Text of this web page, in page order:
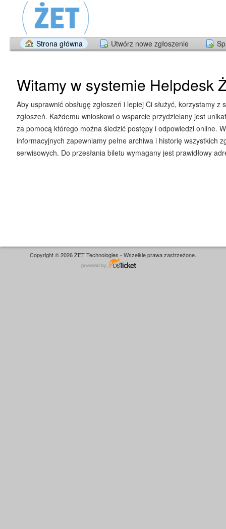
Strona główna Utwórz nowe zgłoszenie
Witamy w systemie Helpdesk
Aby usprawnić obsługę zgłoszeń i lepiej Ci służyć, korzystamy z
zgłoszeń. Każdemu wnioskowi o wsparcie przydzielany jest
za pomocą którego można śledzić postępy i odpowiedzi online.
informacyjnych zapewniamy pełne archiwa i historię wszystkich
serwisowych. Do przesłania biletu wymagany jest prawidłowy
Copyright © 2026 ŻET Technologies - Wszelkie prawa zastrzeżone.